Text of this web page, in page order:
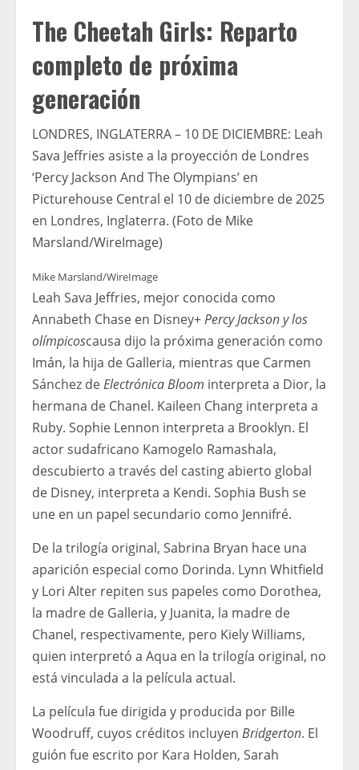
The Cheetah Girls: Reparto
completo de próxima
generación
LONDRES, INGLATERRA – 10 DE DICIEMBRE: Leah
Sava Jeffries asiste a la proyección de Londres
‘Percy Jackson And The Olympians’ en
Picturehouse Central el 10 de diciembre de 2025
en Londres, Inglaterra. (Foto de Mike
Marsland/WireImage)
Mike Marsland/WireImage
Leah Sava Jeffries, mejor conocida como
Annabeth Chase en Disney+Percy Jackson y los
olímpicoscausa dijo la próxima generación como
Imán, la hija de Galleria, mientras que Carmen
Sánchez deElectrónica Bloom interpreta a Dior, la
hermana de Chanel. Kaileen Chang interpreta a
Ruby. Sophie Lennon interpreta a Brooklyn. El
actor sudafricano Kamogelo Ramashala,
descubierto a través del casting abierto global
de Disney, interpreta a Kendi. Sophia Bush se
une en un papel secundario como Jennifré.
De la trilogía original, Sabrina Bryan hace una
aparición especial como Dorinda. Lynn Whitfield
y Lori Alter repiten sus papeles como Dorothea,
la madre de Galleria, y Juanita, la madre de
Chanel, respectivamente, pero Kiely Williams,
quien interpretó a Aqua en la trilogía original, no
está vinculada a la película actual.
La película fue dirigida y producida por Bille
Woodruff, cuyos créditos incluyen Bridgerton. El
guión fue escrito por Kara Holden, Sarah